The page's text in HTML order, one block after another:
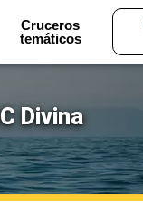
Cruceros
temáticos
Divina